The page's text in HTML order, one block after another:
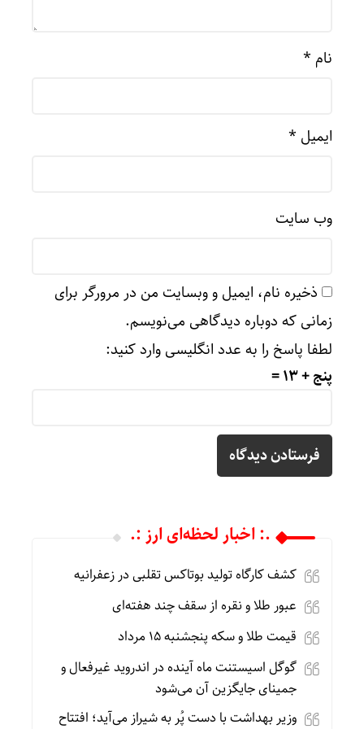
نام *
ایمیل *
وب‌ سایت
ذخیره نام، ایمیل و وبسایت من در مرورگر برای
زمانی که دوباره دیدگاهی می‌نویسم.
لطفا پاسخ را به عدد انگلیسی وارد کنید:
پنج + 13 =
.: اخبار لحظه‌ای ارز :.
کشف کارگاه تولید بوتاکس تقلبی در زعفرانیه
عبور طلا و نقره از سقف چند هفته‌ای
قیمت طلا و سکه پنجشنبه 15 مرداد
گوگل اسیستنت ماه آینده در اندروید غیرفعال و
جمینای جایگزین آن می‌شود
وزیر بهداشت با دست پُر به شیراز می‌آید؛ افتتاح